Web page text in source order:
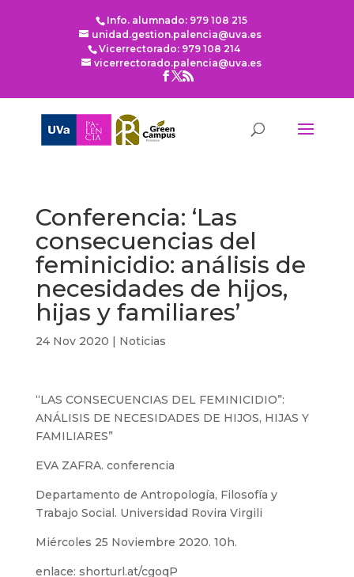
Info. alumnado: 979 108 215
unidad.gestion.palencia@uva.es
Vicerrectorado: 979 108 214
vicerrectorado.palencia@uva.es
Conferencia: ‘Las
consecuencias del
feminicidio: análisis de
necesidades de hijos,
hijas y familiares’
24 Nov 2020 | Noticias
“LAS CONSECUENCIAS DEL FEMINICIDIO”:
ANÁLISIS DE NECESIDADES DE HIJOS, HIJAS Y
FAMILIARES”
EVA ZAFRA. conferencia
Departamento de Antropología, Filosofía y
Trabajo Social. Universidad Rovira Virgili
Miércoles 25 Noviembre 2020. 10h.
enlace: shorturl.at/cgoqP